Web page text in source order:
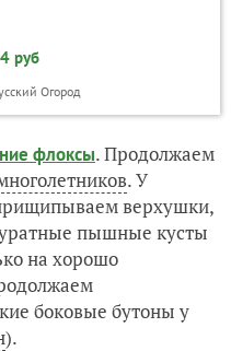
руб
Огород
флоксы. Продолжаем
. У
верхушки,
пышные кусты
на хорошо
боковые бутоны у
).